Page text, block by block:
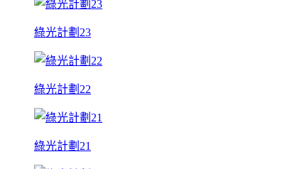
綠光計劃23
綠光計劃22
綠光計劃21